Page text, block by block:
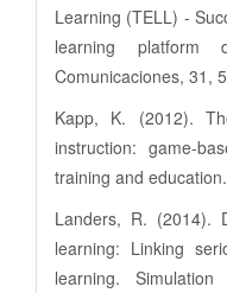
Learning (TELL) -
learning platform
Comunicaciones, 31,
Kapp, K. (2012).
instruction: game-
training and
Landers, R. (2014).
learning: Linking
learning.